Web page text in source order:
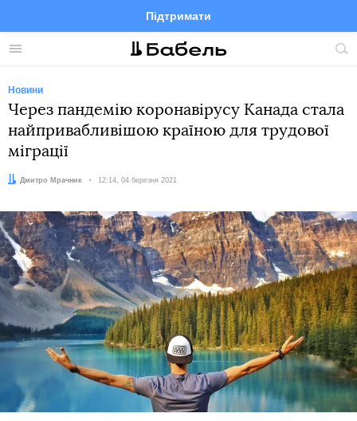
Меню
Підтримати
FacebookTelegramTwitter
Новини
Через пандемію коронавірусу Канада стала
найпривабливішою країною для трудової
міграції
Автор:
Дмитро Мрачник Дата:
12:14, 04 березня 2021